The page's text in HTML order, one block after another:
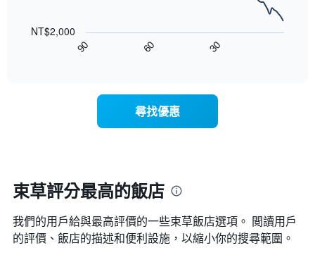
按
表
具
有
1
條
末
1
X
軸，
顯
圖
近，
房
的
變
90 60 30
NT$2,000
尋找優惠
束草評分最高的飯店
我們的用戶給與最高評價的一些束草​飯店選項。 閲讀用戶
的評價、飯店的描述和便利設施，以縮小你的搜尋範圍。